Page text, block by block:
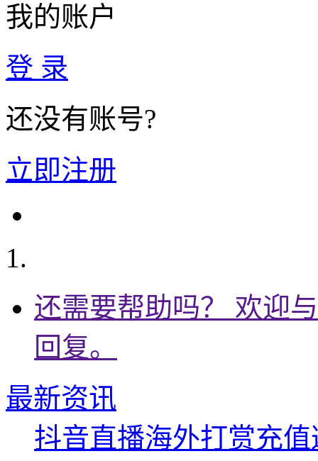
我的账户
登 录
还没有账号?
立即注册
还需要帮助吗？ 欢迎
回复。
最新资讯
抖音直播海外打赏充